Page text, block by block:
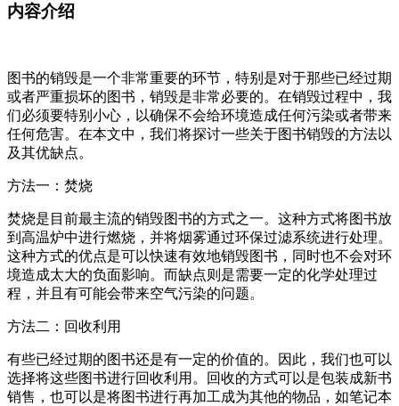
内容介绍
图书的销毁是一个非常重要的环节，特别是对于那些已经过期
或者严重损坏的图书，销毁是非常必要的。在销毁过程中，我
们必须要特别小心，以确保不会给环境造成任何污染或者带来
任何危害。在本文中，我们将探讨一些关于图书销毁的方法以
及其优缺点。
方法一：焚烧
焚烧是目前最主流的销毁图书的方式之一。这种方式将图书放
到高温炉中进行燃烧，并将烟雾通过环保过滤系统进行处理。
这种方式的优点是可以快速有效地销毁图书，同时也不会对环
境造成太大的负面影响。而缺点则是需要一定的化学处理过
程，并且有可能会带来空气污染的问题。
方法二：回收利用
有些已经过期的图书还是有一定的价值的。因此，我们也可以
选择将这些图书进行回收利用。回收的方式可以是包装成新书
销售，也可以是将图书进行再加工成为其他的物品，如笔记本